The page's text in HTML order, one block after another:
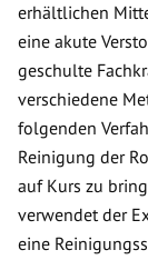
erhältlichen
eine akute
geschulte
verschiedene
folgenden
Reinigung der
auf Kurs zu
verwendet der
eine